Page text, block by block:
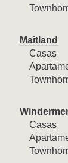
Maitland
Casas
Casas